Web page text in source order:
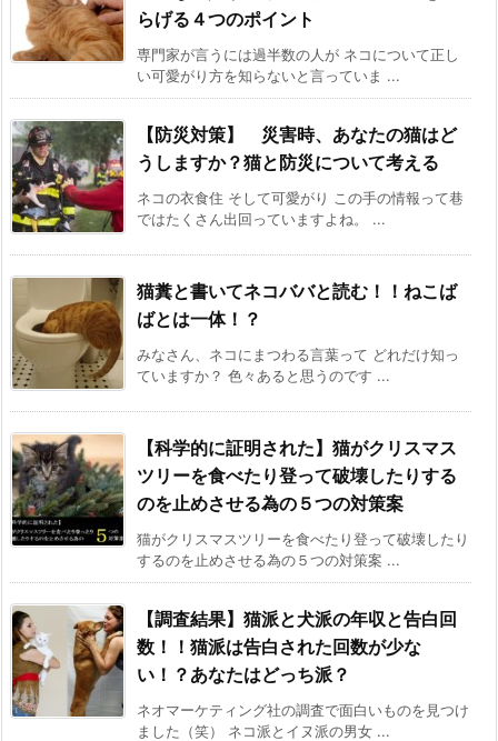
らげる４つのポイント
専門家が言うには過半数の人が ネコについて正し
い可愛がり方を知らないと言っていま ...
【防災対策】 災害時、あなたの猫はど
うしますか？猫と防災について考える
ネコの衣食住 そして可愛がり この手の情報って巷
ではたくさん出回っていますよね。 ...
猫糞と書いてネコババと読む！！ねこば
ばとは一体！？
みなさん、ネコにまつわる言葉って どれだけ知っ
ていますか？ 色々あると思うのです ...
【科学的に証明された】猫がクリスマス
ツリーを食べたり登って破壊したりする
のを止めさせる為の５つの対策案
猫がクリスマスツリーを食べたり登って破壊したり
するのを止めさせる為の５つの対策案 ...
【調査結果】猫派と犬派の年収と告白回
数！！猫派は告白された回数が少な
い！？あなたはどっち派？
ネオマーケティング社の調査で面白いものを見つけ
ました（笑） ネコ派とイヌ派の男女 ...